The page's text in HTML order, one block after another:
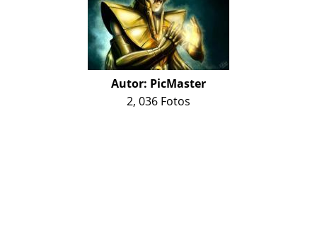
Autor: PicMaster
2, 036 Fotos